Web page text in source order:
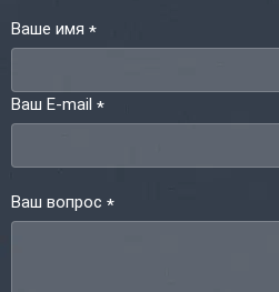
Ваше имя *
Ваш E-mail *
Ваш вопрос *